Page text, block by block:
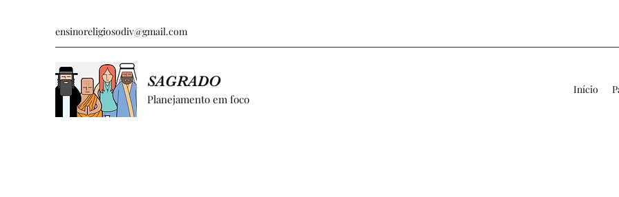
ensinoreligiosodiv@gmail.com
SAGRADO
Planejamento em foco
Início